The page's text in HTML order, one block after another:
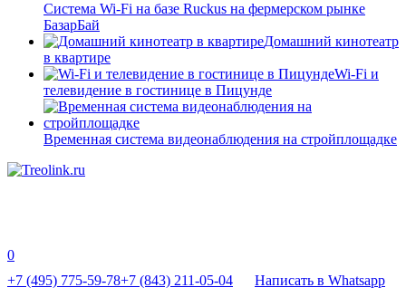
Система Wi-Fi на базе Ruckus на фермерском рынке
БазарБай
Домашний кинотеатр
в квартире
Wi-Fi и
телевидение в гостинице в Пицунде
Временная система видеонаблюдения на стройплощадке
0
+7 (495) 775-59-78+7 (843) 211-05-04
Написать в Whatsapp